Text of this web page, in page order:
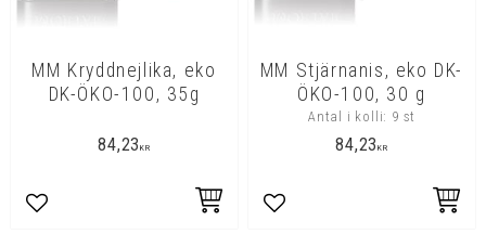
MM Kryddnejlika, eko
DK-ÖKO-100, 35g
84,23KR
Lägg till i favoriter
MM Stjärnanis, eko DK-
ÖKO-100, 30 g
Antal i kolli: 9 st
84,23KR
Lägg till i favoriter